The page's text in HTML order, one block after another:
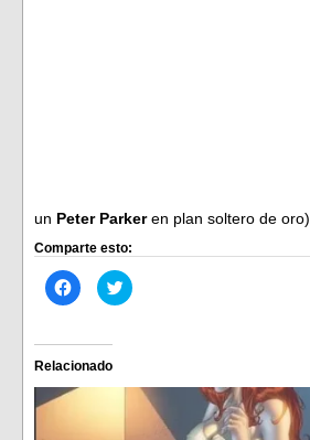
un Peter Parkeren plan soltero de oro).
Comparte esto:
Haz
clic
Facebook
(Se
abre
en
Haz
clic
en
una
ventana
nueva)
Relacionado